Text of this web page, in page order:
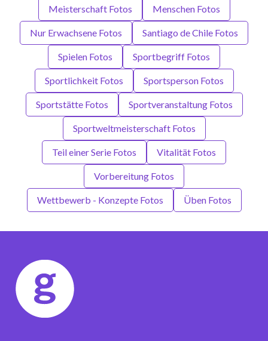
Meisterschaft Fotos Menschen Fotos
Nur Erwachsene Fotos Santiago de Chile Fotos
Spielen Fotos Sportbegriff Fotos
Sportlichkeit Fotos Sportsperson Fotos
Sportstätte Fotos Sportveranstaltung Fotos
Sportweltmeisterschaft Fotos
Teil einer Serie Fotos Vitalität Fotos
Vorbereitung Fotos
Wettbewerb - Konzepte Fotos Üben Fotos